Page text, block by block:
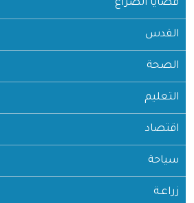
قضايا الصراع
القدس
الصحة
التعليم
اقتصاد
سياحة
زراعـة